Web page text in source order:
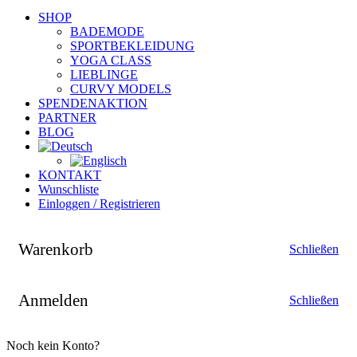
SHOP
BADEMODE
SPORTBEKLEIDUNG
YOGA CLASS
LIEBLINGE
CURVY MODELS
SPENDENAKTION
PARTNER
BLOG
KONTAKT
Wunschliste
Einloggen / Registrieren
Warenkorb Schließen
Anmelden Schließen
Noch kein Konto?